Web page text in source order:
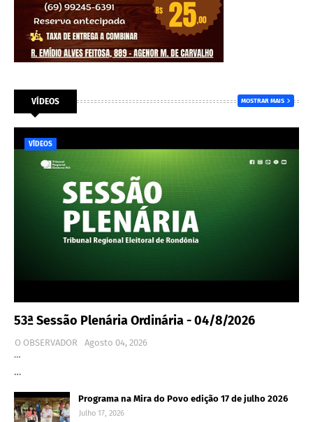
VÍDEOS MOSTRAR MAIS
VÍDEOS
53ª Sessão Plenária Ordinária - 04/8/2026
O OBSERVADOR
Agosto 04, 2026
…
…
Programa na Mira do Povo edição 17 de julho 2026
Julho 17, 2026